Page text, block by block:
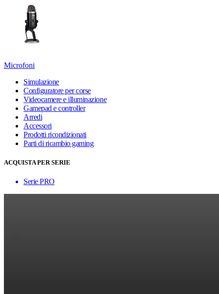
Microfoni
Simulazione
Configuratore per corse
Videocamere e illuminazione
Gamepad e controller
Arredi
Accessori
Prodotti ricondizionati
Parti di ricambio gaming
ACQUISTA PER SERIE
Serie PRO